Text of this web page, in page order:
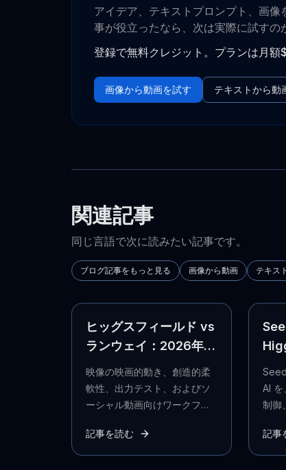
アイデア、テキストプロンプト、画
事が役立ったなら、次は実際に試すの
登録で無料クレジット。プランは月額
画像から動画を試す テキストから動
関連記事
同じ言語で次に読みたい記事です。
ブログ記事をもっと見る 画像から動画 テキス
ヒッグスフィールド vs
ランウェイ：2026年に
おいて、どちらのAI動
画生成ツールが優れて
いるか？
映像の映画的動き、創造的柔
軟性、出力テスト、およびソ
ーシャル動画向けワークフロ
ィールドとランウェイを比較
し、その後、どのような場合
記事を読む
画
が
AI を
制御
ロー
のプ
記事